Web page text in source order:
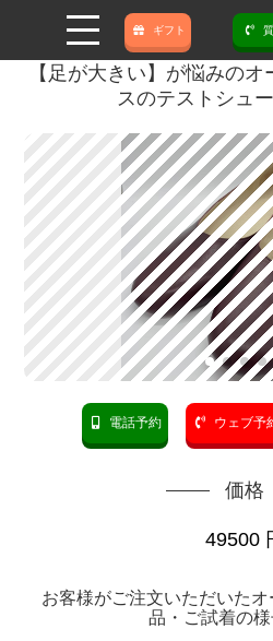
ギフト
【足が大きい】が悩みの
スのテストシュ
電話予約 ウェブ予
価格
49500
お客様がご注文いただいた
品・ご試着の様